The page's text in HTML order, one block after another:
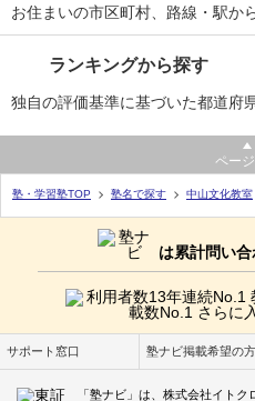
お住まいの市区町村、路線・駅か
ランキングから探す
独自の評価基準に基づいた都道府
ペー
塾・学習塾TOP 塾名で探す 中山文化教室
は累計問い
サポート窓口 塾ナビ掲載希望の
「塾ナビ」は、株式会社イトク